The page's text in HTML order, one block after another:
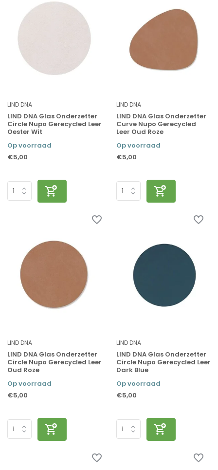
LIND DNA
LIND DNA Glas Onderzetter
Circle Nupo Gerecycled Leer
Oester Wit
Op voorraad
€5,00
LIND DNA
LIND DNA Glas Onderzetter
Curve Nupo Gerecycled
Leer Oud Roze
Op voorraad
€5,00
LIND DNA
LIND DNA Glas Onderzetter
Circle Nupo Gerecycled Leer
Oud Roze
Op voorraad
€5,00
LIND DNA
LIND DNA Glas Onderzetter
Circle Nupo Gerecycled Leer
Dark Blue
Op voorraad
€5,00